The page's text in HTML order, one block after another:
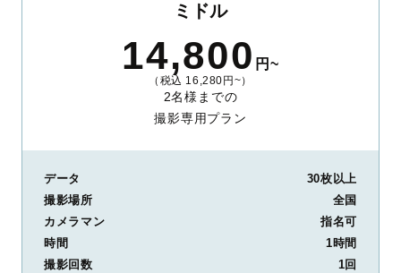
ミドル
14,800 円~
（税込 16,280円~）
2名様までの
撮影専用プラン
データ
30枚以上
撮影場所
全国
カメラマン
指名可
時間
1時間
撮影回数
1回